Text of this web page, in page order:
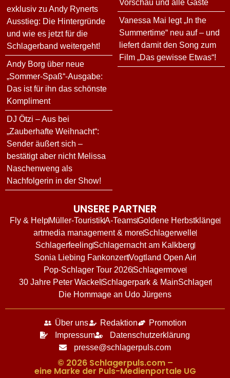
exklusiv zu Andy Rynerts
Ausstieg: Die Hintergründe
und wie es jetzt für die
Schlagerband weitergeht!
Andy Borg über neue
„Sommer-Spaß“-Ausgabe:
Das ist für ihn das schönste
Kompliment
DJ Ötzi – Aus bei
„Zauberhafte Weihnacht“:
Sender äußert sich –
bestätigt aber nicht Melissa
Naschenweng als
Nachfolgerin in der Show!
Vorschau und alle Gäste
Vanessa Mai legt „In the
Summertime“ neu auf – und
liefert damit den Song zum
Film „Das gewisse Etwas“!
UNSERE PARTNER
Fly & HelpMüller-TouristikA-TeamsGoldene Herbstklänge
artmedia management & moreSchlagerwelle
SchlagerfeelingSchlagernacht am Kalkberg
Sonia Liebing FankonzertVogtland Open Air
Pop-Schlager Tour 2026Schlagermove
30 Jahre Peter Wackel Schlagerpark & MainSchlager
Die Hommage an Udo Jürgens
Über uns Redaktion
Promotion
Impressum
Datenschutzerklärung
presse@schlagerpuls.com
© 2026 Schlagerpuls.com –
eine Marke der Puls-Medienportale UG​